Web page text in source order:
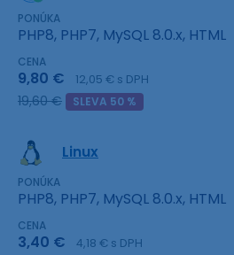
PONÚKA
PHP8, PHP7, MySQL 8.0.x, HTML
CENA
9,80 € 12,05 € s DPH
19,60 € SLEVA 50 %
Linux
PONÚKA
PHP8, PHP7, MySQL 8.0.x, HTML
CENA
3,40 € 4,18 € s DPH